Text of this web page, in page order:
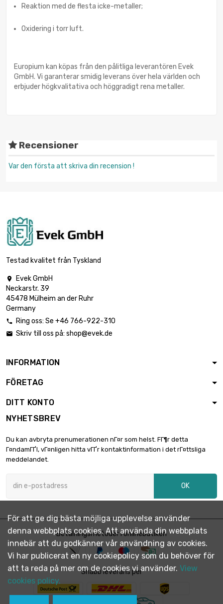
Reaktion med de flesta icke-metaller;
Oxidering i torr luft.
Europium kan köpas från den pålitliga leverantören Evek
GmbH. Vi garanterar smidig leverans över hela världen och
erbjuder högkvalitativa och höggradigt rena metaller.
Recensioner
Var den första att skriva din recension !
Testad kvalitet från Tyskland

Evek GmbH
Neckarstr. 39
45478 Mülheim an der Ruhr
Germany
 Ring oss: Se +46 766-922-310
 Skriv till oss på: shop@evek.de
INFORMATION
FÖRETAG
DITT KONTO
NYHETSBREV
Du kan avbryta prenumerationen nГ¤r som helst. FГ¶r detta
Г¤ndamГҐl, vГ¤nligen hitta vГҐr kontaktinformation i det rГ¤ttsliga
meddelandet.
OK
Betalningsmetoder i onlinebutiken
Snabb leverans per
För att ge dig bästa möjliga upplevelse använder
denna webbplats cookies. Att använda din webbplats
innebär att du godkänner vår användning av cookies.
Vi har publicerat en ny cookiepolicy som du behöver för
att ta reda på mer om de cookies vi använder. View
cookies policy.